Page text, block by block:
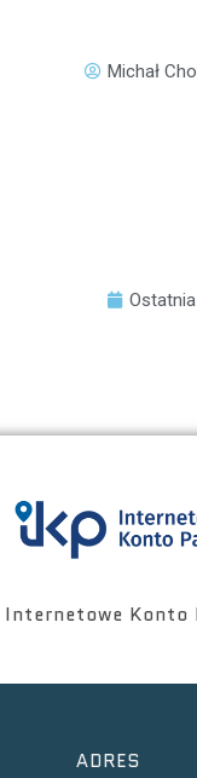
Michał
Internetowe Konto
ADRES